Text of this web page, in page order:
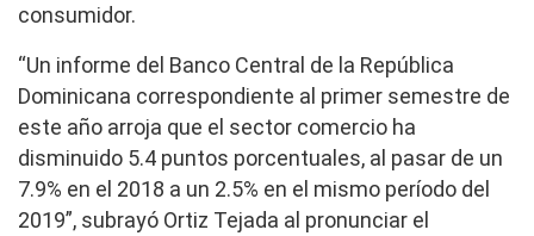
consumidor.
“Un informe del Banco Central de la República
Dominicana correspondiente al primer semestre de
este año arroja que el sector comercio ha
disminuido 5.4 puntos porcentuales, al pasar de un
7.9% en el 2018 a un 2.5% en el mismo período del
2019”, subrayó Ortiz Tejada al pronunciar el